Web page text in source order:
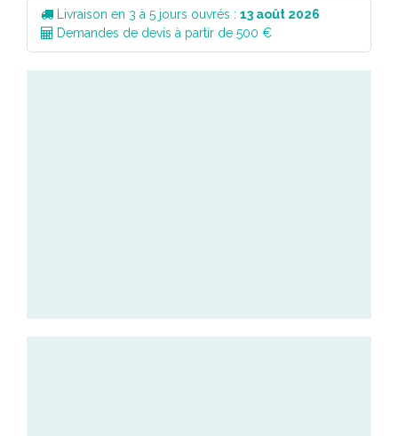
Livraison en 3 à 5 jours ouvrés : 13 août 2026
Demandes de devis à partir de 500 €